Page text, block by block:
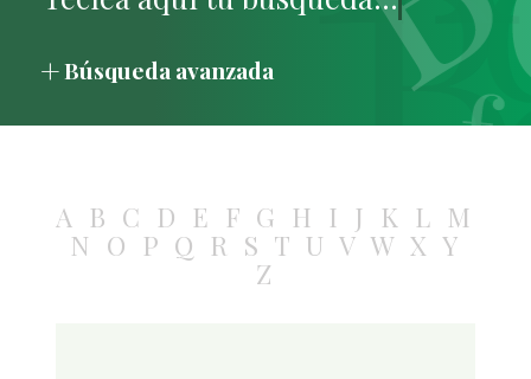
Búsqueda avanzada
A B C D E F G H I J K L M
N O P Q R S T U V W X Y
Z